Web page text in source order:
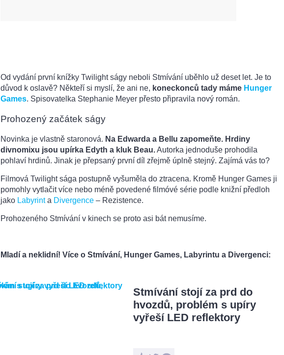
Od vydání první knížky Twilight ságy neboli Stmívání uběhlo už deset let. Je to
důvod k oslavě? Někteří si myslí, že ani ne, koneckonců tady máme Hunger
Games. Spisovatelka Stephanie Meyer přesto připravila nový román.
Prohozený začátek ságy
Novinka je vlastně staronová. Na Edwarda a Bellu zapomeňte. Hrdiny
divnomixu jsou upírka Edyth a kluk Beau.Autorka jednoduše prohodila
pohlaví hrdinů. Jinak je přepsaný první díl zřejmě úplně stejný. Zajímá vás to?
Filmová Twilight sága postupně vyšuměla do ztracena. Kromě Hunger Games ji
pomohly vytlačit více nebo méně povedené filmóvé série podle knižní předloh
jako Labyrinta Divergence – Rezistence.
Prohozeného Stmívání v kinech se proto asi bát nemusíme.
Mladí a neklidní! Více o Stmívání, Hunger Games, Labyrintu a Divergenci:
Stmívání stojí za prd do
hvozdů, problém s upíry
vyřeší LED reflektory